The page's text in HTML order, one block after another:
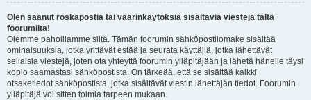
Olen saanut roskapostia tai väärinkäytöksiä sisältäviä viestejä tältä
foorumilta!
Olemme pahoillamme siitä. Tämän foorumin sähköpostilomake sisältää
ominaisuuksia, jotka yrittävät estää ja seurata käyttäjiä, jotka lähettävät
sellaisia viestejä, joten ota yhteyttä foorumin ylläpitäjään ja lähetä hänelle täysi
kopio saamastasi sähköpostista. On tärkeää, että se sisältää kaikki
otsaketiedot sähköpostista, jotka sisältävät viestin lähettäjän tiedot. Foorumin
ylläpitäjä voi sitten toimia tarpeen mukaan.